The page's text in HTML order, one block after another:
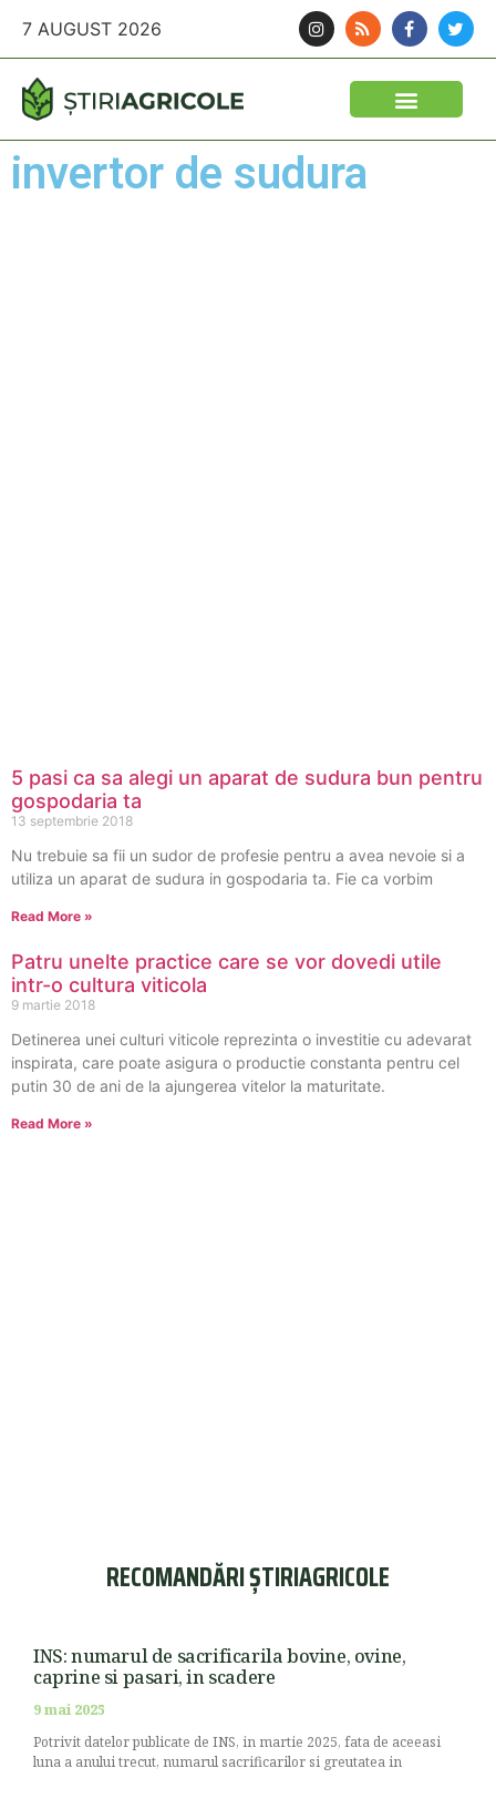
7 AUGUST 2026
invertor de sudura
5 pasi ca sa alegi un aparat de sudura bun pentru
gospodaria ta
13 septembrie 2018
Nu trebuie sa fii un sudor de profesie pentru a avea nevoie si a
utiliza un aparat de sudura in gospodaria ta. Fie ca vorbim
Read More »
Patru unelte practice care se vor dovedi utile
intr-o cultura viticola
9 martie 2018
Detinerea unei culturi viticole reprezinta o investitie cu adevarat
inspirata, care poate asigura o productie constanta pentru cel
putin 30 de ani de la ajungerea vitelor la maturitate.
Read More »
RECOMANDĂRI ȘTIRIAGRICOLE
INS: numarul de sacrificarila bovine, ovine,
caprine si pasari, in scadere
9 mai 2025
Potrivit datelor publicate de INS, in martie 2025, fata de aceeasi
luna a anului trecut, numarul sacrificarilor si greutatea in